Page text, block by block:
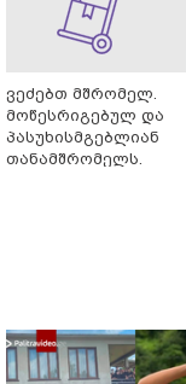
ვეძებთ მშრომელ.
მოწესრიგებულ და
პასუხისმგებლიან
თანამშრომელს.